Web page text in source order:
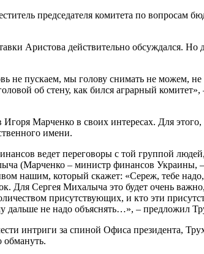
председателя комитета по
Аристова действительно обсуждался.
не пускаем, мы голову снимать не можем,
об стену, как бился аграрный
Марченко в своих интересах. Для
имени.
ведет переговоры с той группой
(Марченко – министр финансов Украины,
нашим, который скажет: «Сереж, тебе
Для Сергея Михалыча это будет очень
присутствующих, и кто эти
дальше не надо объяснять…», – предложил
интриги за спиной Офиса президента,
обмануть.